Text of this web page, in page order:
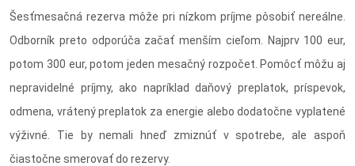
Šesťmesačná rezerva môže pri nízkom príjme pôsobiť nereálne.
Odborník preto odporúča začať menším cieľom. Najprv 100 eur,
potom 300 eur, potom jeden mesačný rozpočet. Pomôcť môžu aj
nepravidelné príjmy, ako napríklad daňový preplatok, príspevok,
odmena, vrátený preplatok za energie alebo dodatočne vyplatené
výživné. Tie by nemali hneď zmiznúť v spotrebe, ale aspoň
čiastočne smerovať do rezervy.